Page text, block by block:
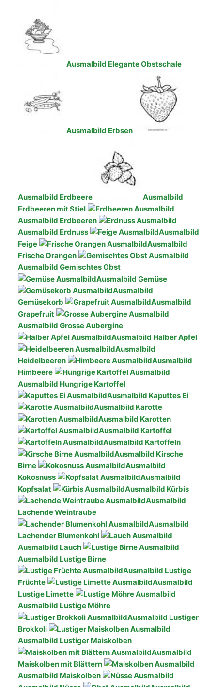
Ausmalbild Elegante Obstschale
Ausmalbild Erbsen
Ausmalbild Erdbeere
Ausmalbild
Erdbeeren mit Stiel
Ausmalbild Erdbeeren
Ausmalbild Erdnuss
Ausmalbild
Feige
Ausmalbild
Frische Orangen
Ausmalbild Gemischtes Obst
Ausmalbild Gemüse
Ausmalbild
Gemüsekorb
Ausmalbild
Grapefruit
Ausmalbild Grosse Aubergine
Ausmalbild Halber Apfel
Ausmalbild
Heidelbeeren
Ausmalbild
Himbeere
Ausmalbild Hungrige Kartoffel
Ausmalbild Kaputtes Ei
Ausmalbild Karotte
Ausmalbild Karotten
Ausmalbild Kartoffel
Ausmalbild Kartoffeln
Ausmalbild Kirsche
Birne
Ausmalbild
Kokosnuss
Ausmalbild
Kopfsalat
Ausmalbild Kürbis
Ausmalbild
Lachende Weintraube
Ausmalbild
Lachender Blumenkohl
Ausmalbild Lauch
Ausmalbild Lustige Birne
Ausmalbild Lustige
Früchte
Ausmalbild
Lustige Limette
Ausmalbild Lustige Möhre
Ausmalbild Lustiger
Brokkoli
Ausmalbild Lustiger Maiskolben
Ausmalbild
Maiskolben mit Blättern
Ausmalbild Maiskolben